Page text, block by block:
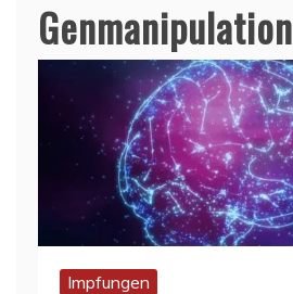
Genmanipulation
Impfungen